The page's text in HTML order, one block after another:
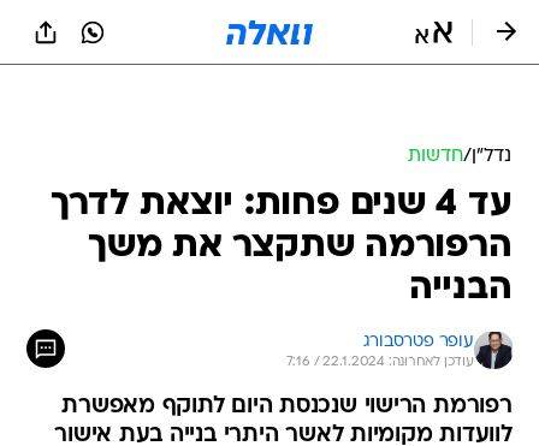
עד 4 שנים פחות: יוצאת לדרך
הרפורמה שתקצר את משך
הבנייה
עופר פטרסבורג
עודכן לאחרונה: 22.1.2024 / 7:16
רפורמת הרישוי שנכנסת היום לתוקף מאפשרת
לוועדות מקומיות לאשר היתרי בנייה בעת אישור
התוכנית. על פי הצפי, הרפורמה תשחרר את
"הפקק" בהיתרי הבנייה ותקצר בין 1-4 שנים